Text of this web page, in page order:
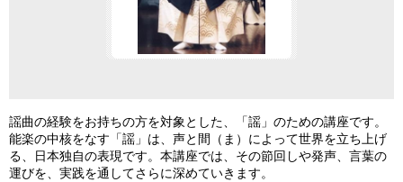
謡曲の経験をお持ちの方を対象とした、「謡」のための講座です。
能楽の中核をなす「謡」は、声と間（ま）によって世界を立ち上げ
る、日本独自の表現です。本講座では、その節回しや発声、言葉の
運びを、実践を通してさらに深めていきます。